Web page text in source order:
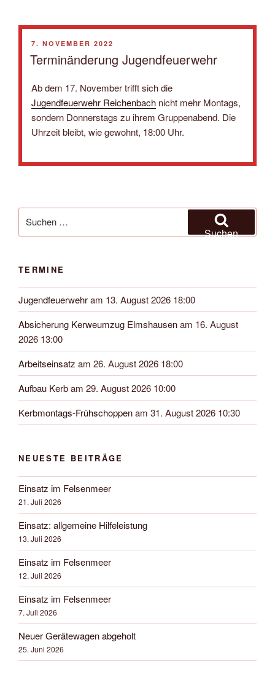
VERÖFFENTLICHT
AM
7. NOVEMBER 2022
Terminänderung Jugendfeuerwehr
Ab dem 17. November trifft sich die
Jugendfeuerwehr Reichenbach nicht mehr Montags,
sondern Donnerstags zu ihrem Gruppenabend. Die
Uhrzeit bleibt, wie gewohnt, 18:00 Uhr.
nach:
Suchen
TERMINE
Jugendfeuerwehram 13. August 2026 18:00
Absicherung Kerweumzug Elmshausenam 16. August
2026 13:00
Arbeitseinsatz am 26. August 2026 18:00
Aufbau Kerbam 29. August 2026 10:00
Kerbmontags-Frühschoppenam 31. August 2026 10:30
NEUESTE BEITRÄGE
Einsatz im Felsenmeer
21. Juli 2026
Einsatz: allgemeine Hilfeleistung
13. Juli 2026
Einsatz im Felsenmeer
12. Juli 2026
Einsatz im Felsenmeer
7. Juli 2026
Neuer Gerätewagen abgeholt
25. Juni 2026